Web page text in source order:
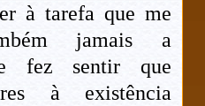
à tarefa que me
jamais a
fez sentir que
à existência